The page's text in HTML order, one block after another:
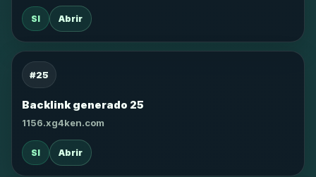
SI Abrir
#25
Backlink generado 25
1156.xg4ken.com
SI Abrir